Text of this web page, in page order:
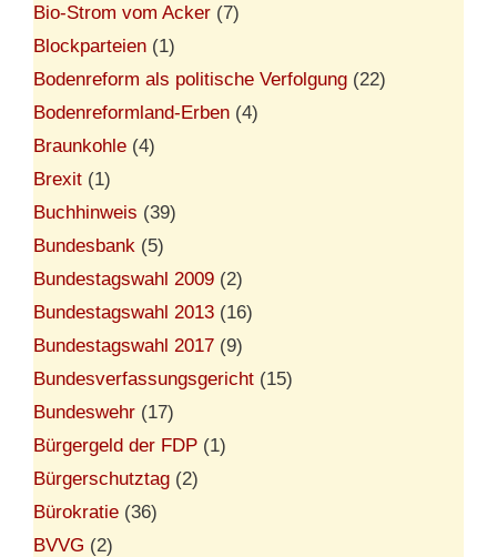
Bio-Strom vom Acker (7)
Blockparteien (1)
Bodenreform als politische Verfolgung (22)
Bodenreformland-Erben (4)
Braunkohle (4)
Brexit (1)
Buchhinweis (39)
Bundesbank (5)
Bundestagswahl 2009 (2)
Bundestagswahl 2013 (16)
Bundestagswahl 2017 (9)
Bundesverfassungsgericht (15)
Bundeswehr (17)
Bürgergeld der FDP (1)
Bürgerschutztag (2)
Bürokratie (36)
BVVG (2)